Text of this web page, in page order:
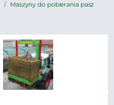
Maszyny do pobierania pasz